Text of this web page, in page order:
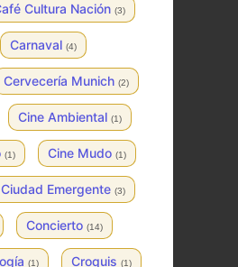
Cultura Nación (3)
Carnaval (4)
Cervecería Munich (2)
Cine Ambiental (1)
(1) Cine Mudo (1)
Ciudad Emergente (3)
Concierto (14)
(1) Croquis (1)